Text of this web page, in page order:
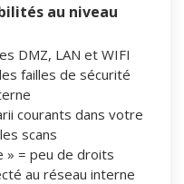
au niveau
DMZ, LAN et WIFI
failles de sécurité
courants dans votre
scans
» = peu de droits
au réseau interne